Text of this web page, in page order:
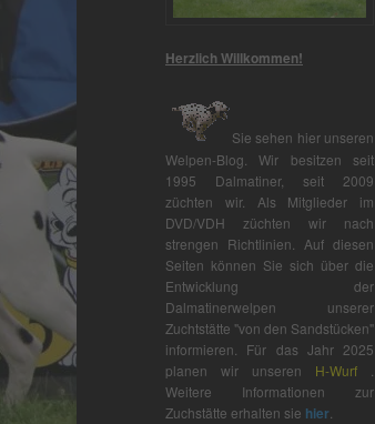
Herzlich Willkommen!
Sie sehen hier unseren
Welpen-Blog. Wir besitzen seit
1995 Dalmatiner, seit 2009
züchten wir. Als Mitglieder im
DVD/VDH züchten wir nach
strengen Richtlinien. Auf diesen
Seiten können Sie sich über die
Entwicklung der
Dalmatinerwelpen unserer
Zuchtstätte "von den Sandstücken"
informieren. Für das Jahr 2025
planen wir unseren H-Wurf
Weitere Informationen zur
Zuchstätte erhalten sie hier